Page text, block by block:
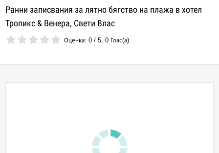
Ранни записвания за лятно бягство на плажа в хотел
Тропикс & Венера, Свети Влас
Оценка:0 /5,0 Глас(а)